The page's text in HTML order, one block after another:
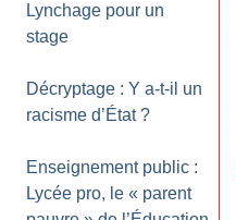
Lynchage pour un
stage
Décryptage : Y a-t-il un
racisme d’État ?
Enseignement public :
Lycée pro, le « parent